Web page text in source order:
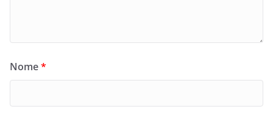
Nome*